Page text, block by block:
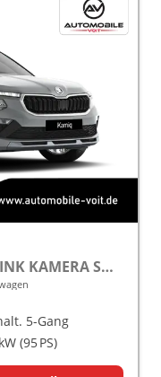
CLEVER 1.0 TSI 95 PS SMARTLINK KAMERA SHZ ALU PDC LED TEMPOMAT frei konfigurierbar!
5-Gang
(95 PS)